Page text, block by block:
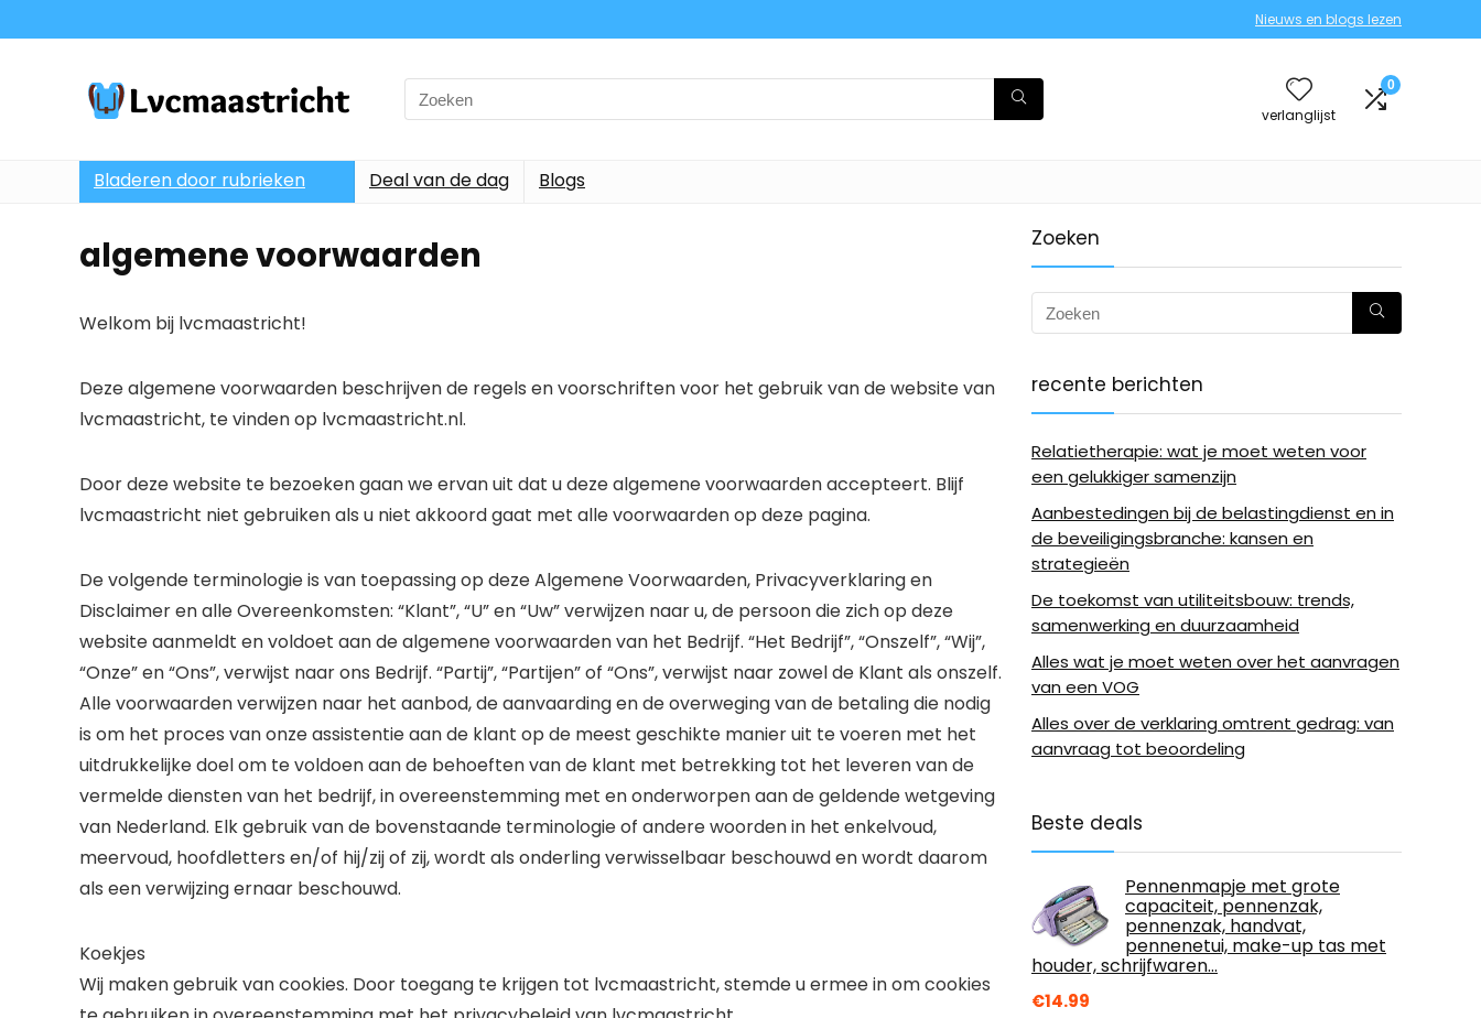
Nieuws en blogs lezen
Search
for:
verlanglijst
0
Bladeren door rubrieken Deal van de dag Blogs
algemene voorwaarden
Welkom bij lvcmaastricht!
Deze algemene voorwaarden beschrijven de regels en voorschriften voor het gebruik van de website van
lvcmaastricht, te vinden op lvcmaastricht.nl.
Door deze website te bezoeken gaan we ervan uit dat u deze algemene voorwaarden accepteert. Blijf
lvcmaastricht niet gebruiken als u niet akkoord gaat met alle voorwaarden op deze pagina.
De volgende terminologie is van toepassing op deze Algemene Voorwaarden, Privacyverklaring en
Disclaimer en alle Overeenkomsten: “Klant”, “U” en “Uw” verwijzen naar u, de persoon die zich op deze
website aanmeldt en voldoet aan de algemene voorwaarden van het Bedrijf. “Het Bedrijf”, “Onszelf”, “Wij”,
“Onze” en “Ons”, verwijst naar ons Bedrijf. “Partij”, “Partijen” of “Ons”, verwijst naar zowel de Klant als onszelf.
Alle voorwaarden verwijzen naar het aanbod, de aanvaarding en de overweging van de betaling die nodig
is om het proces van onze assistentie aan de klant op de meest geschikte manier uit te voeren met het
uitdrukkelijke doel om te voldoen aan de behoeften van de klant met betrekking tot het leveren van de
vermelde diensten van het bedrijf, in overeenstemming met en onderworpen aan de geldende wetgeving
van Nederland. Elk gebruik van de bovenstaande terminologie of andere woorden in het enkelvoud,
meervoud, hoofdletters en/of hij/zij of zij, wordt als onderling verwisselbaar beschouwd en wordt daarom
als een verwijzing ernaar beschouwd.
Koekjes
Wij maken gebruik van cookies. Door toegang te krijgen tot lvcmaastricht, stemde u ermee in om cookies
Zoeken
recente berichten
Relatietherapie: wat je moet weten voor
een gelukkiger samenzijn
Aanbestedingen bij de belastingdienst en in
de beveiligingsbranche: kansen en
strategieën
De toekomst van utiliteitsbouw: trends,
samenwerking en duurzaamheid
Alles wat je moet weten over het aanvragen
van een VOG
Alles over de verklaring omtrent gedrag: van
aanvraag tot beoordeling
Beste deals
Pennenmapje met grote
capaciteit, pennenzak,
pennenzak, handvat,
pennenetui, make-up tas met
houder, schrijfwaren…
€14.99